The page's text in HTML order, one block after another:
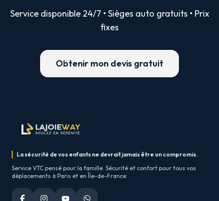
Service disponible 24/7 • Sièges auto gratuits • Prix
fixes
Obtenir mon devis gratuit
La sécurité de vos enfants ne devrait jamais être un compromis.
Service VTC pensé pour la famille. Sécurité et confort pour tous vos
déplacements à Paris et en Île-de-France.